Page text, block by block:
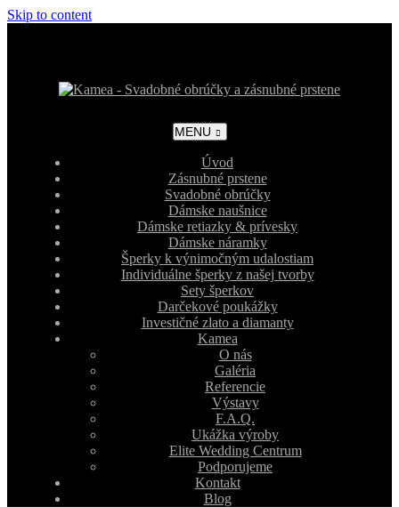
Skip to content
MENU
Úvod
Zásnubné prstene
Svadobné obrúčky
Dámske naušnice
Dámske retiazky & prívesky
Dámske náramky
Šperky k výnimočným udalostiam
Individuálne šperky z našej tvorby
Sety šperkov
Darčekové poukážky
Investičné zlato a diamanty
Kamea
O nás
Galéria
Referencie
Výstavy
F.A.Q.
Ukážka výroby
Elite Wedding Centrum
Podporujeme
Kontakt
Blog